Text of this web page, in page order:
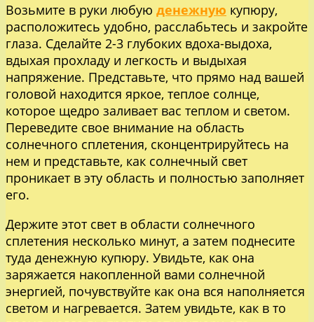
Возьмите в руки любую денежную купюру,
расположитесь удобно, расслабьтесь и закройте
глаза. Сделайте 2-3 глубоких вдоха-выдоха,
вдыхая прохладу и легкость и выдыхая
напряжение. Представьте, что прямо над вашей
головой находится яркое, теплое солнце,
которое щедро заливает вас теплом и светом.
Переведите свое внимание на область
солнечного сплетения, сконцентрируйтесь на
нем и представьте, как солнечный свет
проникает в эту область и полностью заполняет
его.
Держите этот свет в области солнечного
сплетения несколько минут, а затем поднесите
туда денежную купюру. Увидьте, как она
заряжается накопленной вами солнечной
энергией, почувствуйте как она вся наполняется
светом и нагревается. Затем увидьте, как в то